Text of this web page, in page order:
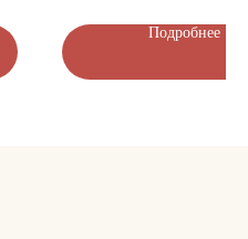
Подробнее